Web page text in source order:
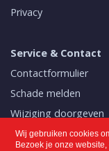
Wij gebruiken cookies
Bezoek je onze
Privacy
Service & Contact
Contactformulier
Schade melden
Wijziging doorgeven
Mijn polissen